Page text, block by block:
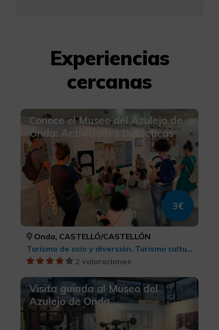
Experiencias
cercanas
Conoce el Museo del Azulejo de
Onda: Actividades Didácticas
3€
Onda, CASTELLÓ/CASTELLÓN
Turismo de ocio y diversión, Turismo cultural
2 valoraciones
Visita guiada al Museo del
Azulejo de Onda